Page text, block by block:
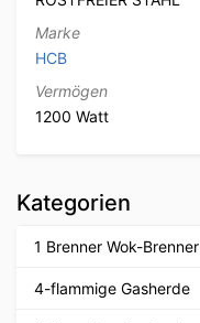
Marke
HCB
Vermögen
1200 Watt
Kategorien
1 Brenner Wok-Brenner
4-flammige Gasherde